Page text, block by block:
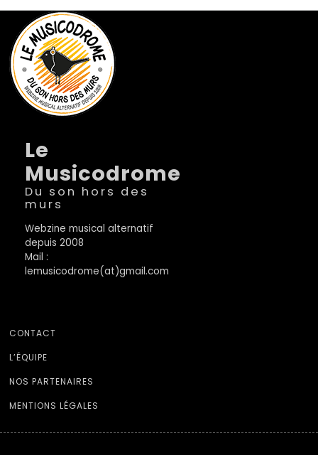
Le
Musicodrome
Du son hors des
murs
Webzine musical alternatif
depuis 2008
Mail :
lemusicodrome(at)gmail.com
CONTACT
L’ÉQUIPE
NOS PARTENAIRES
MENTIONS LÉGALES